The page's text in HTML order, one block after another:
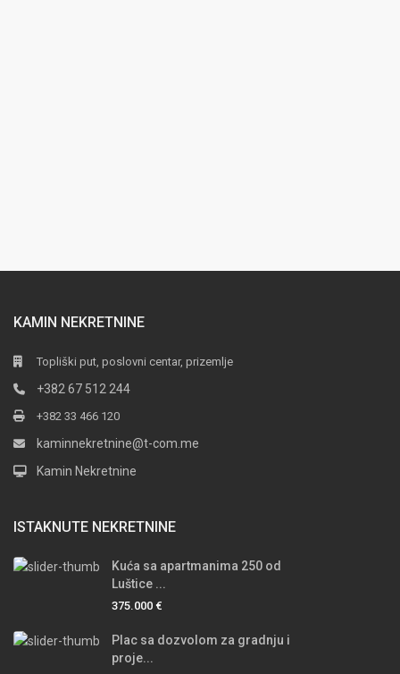
KAMIN NEKRETNINE
Topliški put, poslovni centar, prizemlje
+382 67 512 244
+382 33 466 120
kaminnekretnine@t-com.me
Kamin Nekretnine
ISTAKNUTE NEKRETNINE
Kuća sa apartmanima 250 od
Luštice ...
375.000 €
Plac sa dozvolom za gradnju i
proje...